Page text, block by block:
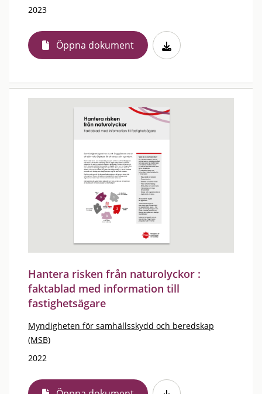
2023
Öppna dokument
Hantera risken från naturolyckor :
faktablad med information till
fastighetsägare
Myndigheten för samhällsskydd och beredskap
(MSB)
2022